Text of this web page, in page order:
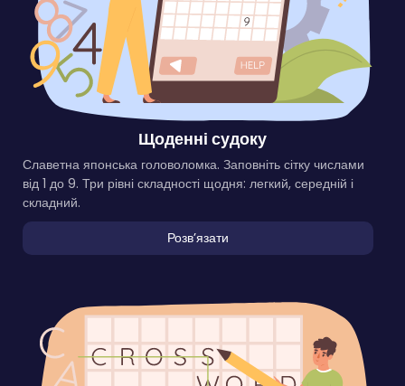
Щоденні судоку
Славетна японська головоломка. Заповніть сітку числами
від 1 до 9. Три рівні складності щодня: легкий, середній і
складний.
Розвʼязати